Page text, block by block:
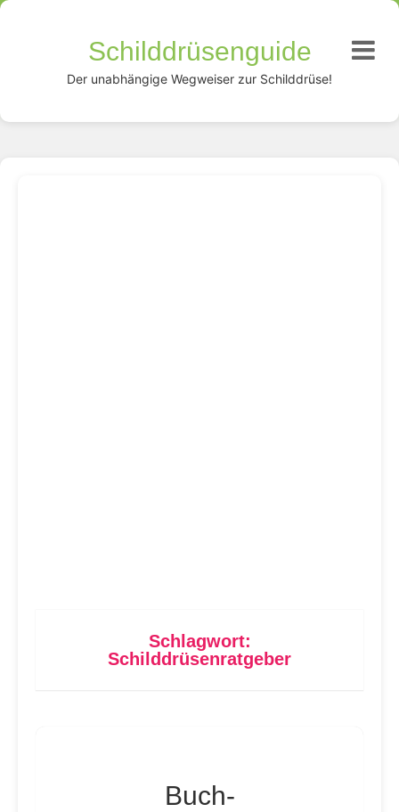
Schilddrüsenguide
Der unabhängige Wegweiser zur Schilddrüse!
Schlagwort:
Schilddrüsenratgeber
Buch-